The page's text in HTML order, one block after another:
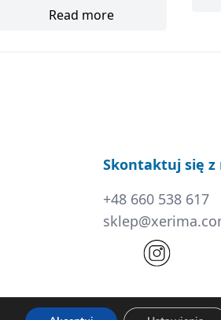
Read more
Skontaktuj się z
+48 660 538 617